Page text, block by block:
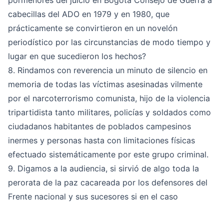
cabecillas del ADO en 1979 y en 1980, que
prácticamente se convirtieron en un novelón
periodístico por las circunstancias de modo tiempo y
lugar en que sucedieron los hechos?
8. Rindamos con reverencia un minuto de silencio en
memoria de todas las víctimas asesinadas vilmente
por el narcoterrorismo comunista, hijo de la violencia
tripartidista tanto militares, policías y soldados como
ciudadanos habitantes de poblados campesinos
inermes y personas hasta con limitaciones físicas
efectuado sistemáticamente por este grupo criminal.
9. Digamos a la audiencia, si sirvió de algo toda la
perorata de la paz cacareada por los defensores del
Frente nacional y sus sucesores si en el caso